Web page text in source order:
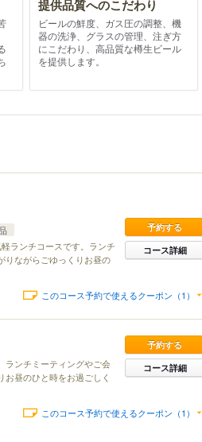
提供品質へのこだわり
ビールの鮮度、ガス圧の調整、機
器の洗浄、グラスの管理、注ぎ方
にこだわり、高品質な樽生ビール
を提供します。
ランチコースです。ランチ
りながらごゆっくりお昼の
予約する
コース詳細
このコース予約で使えるクーポン（1）
ランチミーティングやご会
昼のひと時をお過ごしく
予約する
コース詳細
このコース予約で使えるクーポン（1）